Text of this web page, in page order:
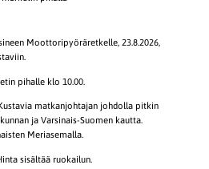
Moottoripyöräretkelle, 23.8.2026,
pihalle klo 10.00.
matkanjohtajan johdolla pitkin
ja Varsinais-Suomen kautta.
Meriasemalla.
sisältää ruokailun.